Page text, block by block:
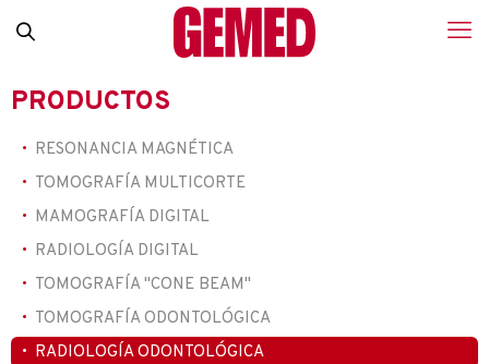
PRODUCTOS
RESONANCIA MAGNÉTICA
TOMOGRAFÍA MULTICORTE
MAMOGRAFÍA DIGITAL
RADIOLOGÍA DIGITAL
TOMOGRAFÍA "CONE BEAM"
TOMOGRAFÍA ODONTOLÓGICA
RADIOLOGÍA ODONTOLÓGICA